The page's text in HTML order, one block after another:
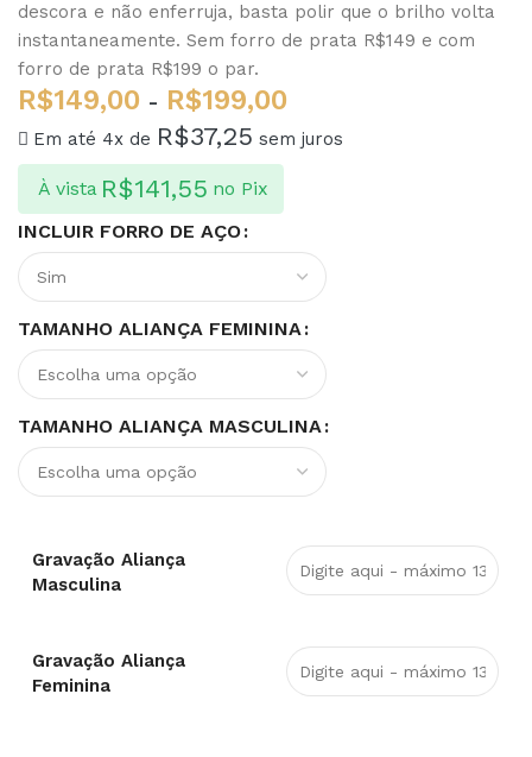
descora e não enferruja, basta polir que o brilho volta
instantaneamente. Sem forro de prata R$149 e com
forro de prata R$199 o par.
R$149,00 - R$199,00
Em até 4x de R$37,25 sem juros
À vista R$141,55 no Pix
INCLUIR FORRO DE AÇO
TAMANHO ALIANÇA FEMININA
TAMANHO ALIANÇA MASCULINA
Gravação Aliança
Masculina
Gravação Aliança
Feminina